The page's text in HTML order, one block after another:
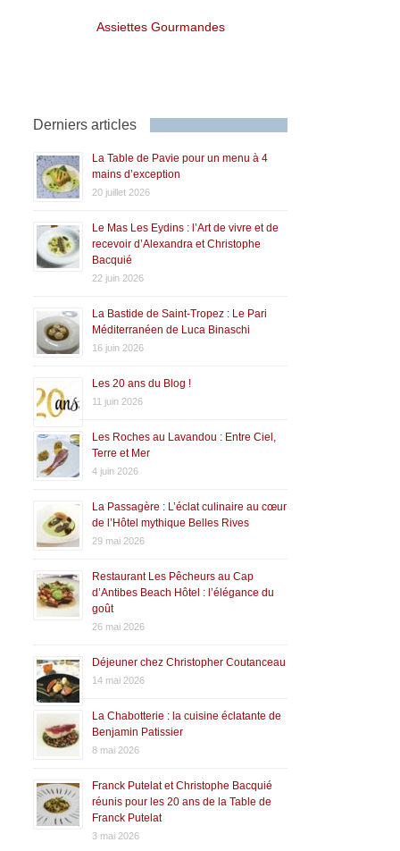
Assiettes Gourmandes
Derniers articles
La Table de Pavie pour un menu à 4
mains d’exception
20 juillet 2026
Le Mas Les Eydins : l’Art de vivre et de
recevoir d’Alexandra et Christophe
Bacquié
22 juin 2026
La Bastide de Saint-Tropez : Le Pari
Méditerranéen de Luca Binaschi
16 juin 2026
Les 20 ans du Blog !
11 juin 2026
Les Roches au Lavandou : Entre Ciel,
Terre et Mer
4 juin 2026
La Passagère : L’éclat culinaire au cœur
de l’Hôtel mythique Belles Rives
29 mai 2026
Restaurant Les Pêcheurs au Cap
d’Antibes Beach Hôtel : l’élégance du
goût
26 mai 2026
Déjeuner chez Christopher Coutanceau
14 mai 2026
La Chabotterie : la cuisine éclatante de
Benjamin Patissier
8 mai 2026
Franck Putelat et Christophe Bacquié
réunis pour les 20 ans de la Table de
Franck Putelat
3 mai 2026